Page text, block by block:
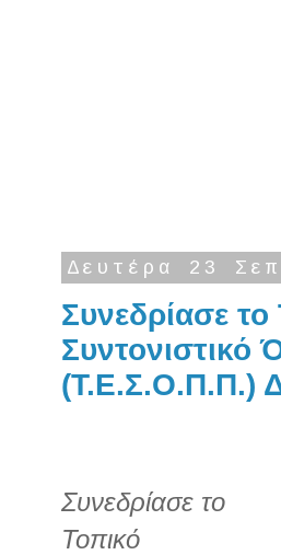
Δευτέρα 23
Συνεδρίασε το
Συντονιστικό
(Τ.Ε.Σ.Ο.Π.Π.)
Συνεδρίασε το
Τοπικό